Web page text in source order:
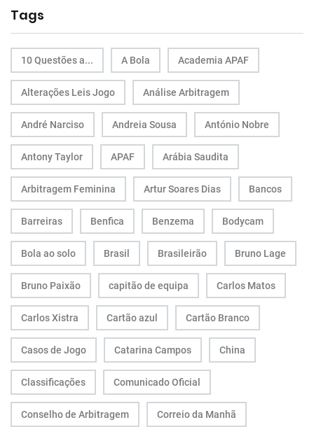
Tags
10 Questões a... A Bola Academia APAF
Alterações Leis Jogo Análise Arbitragem
André Narciso Andreia Sousa António Nobre
Antony Taylor APAF Arábia Saudita
Arbitragem Feminina Artur Soares Dias Bancos
Barreiras Benfica Benzema Bodycam
Bola ao solo Brasil Brasileirão Bruno Lage
Bruno Paixão capitão de equipa Carlos Matos
Carlos Xistra Cartão azul Cartão Branco
Casos de Jogo Catarina Campos China
Classificações Comunicado Oficial
Conselho de Arbitragem Correio da Manhã